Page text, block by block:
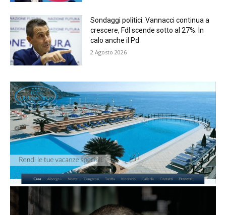
Sondaggi politici: Vannacci continua a
crescere, FdI scende sotto al 27%. In
calo anche il Pd
2 Agosto 2026